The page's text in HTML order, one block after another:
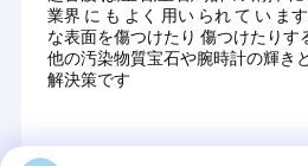
業界 に も よく 用い られ て い ま
な表面を傷つけたり 傷つけたりす
他の汚染物質宝石や腕時計の輝き
解決策です